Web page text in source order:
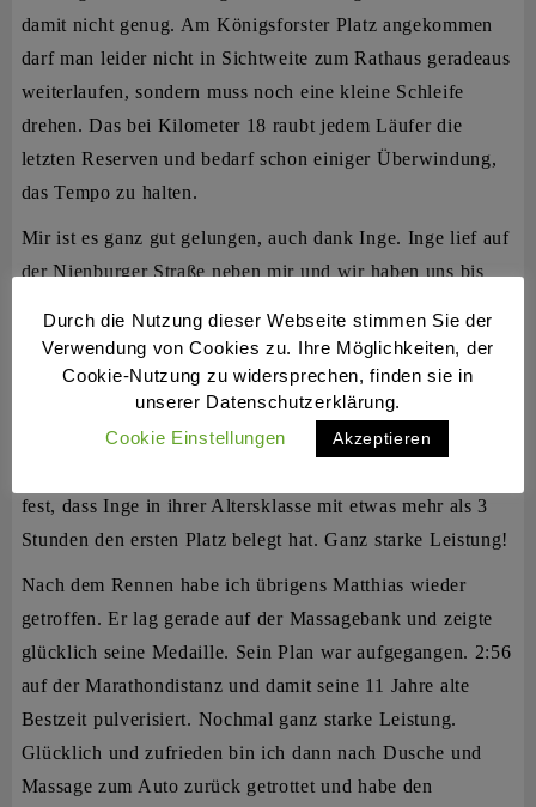
damit nicht genug. Am Königsforster Platz angekommen
darf man leider nicht in Sichtweite zum Rathaus geradeaus
weiterlaufen, sondern muss noch eine kleine Schleife
drehen. Das bei Kilometer 18 raubt jedem Läufer die
letzten Reserven und bedarf schon einiger Überwindung,
das Tempo zu halten.
Mir ist es ganz gut gelungen, auch dank Inge. Inge lief auf
der Nienburger Straße neben mir und wir haben uns bis
ich sie dann, ob sie es noch unter die 1:30 geschafft hat,
was ich leider um 21 Sekunden verpasst habe. Völlig aus
der Puste antwortete sie nur: „Nein, ich bin den Marathon
gelaufen!“ Donnerwetter, ich war beeindruckt. Zuhause
fest, dass Inge in ihrer Altersklasse mit etwas mehr als 3
Stunden den ersten Platz belegt hat. Ganz starke Leistung!
Nach dem Rennen habe ich übrigens Matthias wieder
getroffen. Er lag gerade auf der Massagebank und zeigte
glücklich seine Medaille. Sein Plan war aufgegangen. 2:56
auf der Marathondistanz und damit seine 11 Jahre alte
Bestzeit pulverisiert. Nochmal ganz starke Leistung.
Glücklich und zufrieden bin ich dann nach Dusche und
Massage zum Auto zurück getrottet und habe den
Durch die Nutzung dieser Webseite stimmen Sie der
Verwendung von Cookies zu. Ihre Möglichkeiten, der
Cookie-Nutzung zu widersprechen, finden sie in
unserer Datenschutzerklärung.
Cookie Einstellungen
Akzeptieren